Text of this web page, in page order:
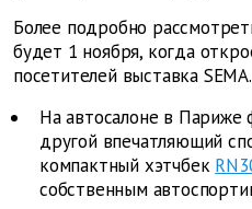
Более подробно
будет 1 ноября, когда
посетителей выставка SEMA.
На автосалоне в Париже
другой впечатляющий
компактный хэтчбек
собственным